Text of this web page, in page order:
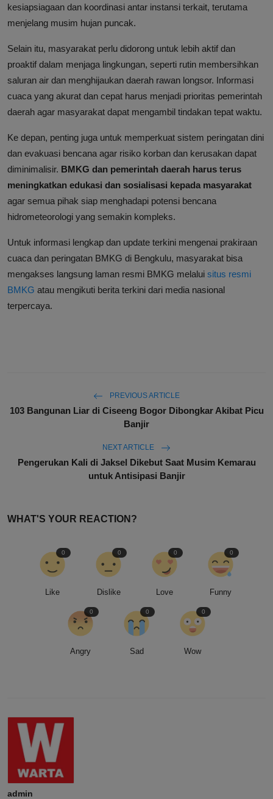
kesiapsiagaan dan koordinasi antar instansi terkait, terutama
menjelang musim hujan puncak.
Selain itu, masyarakat perlu didorong untuk lebih aktif dan
proaktif dalam menjaga lingkungan, seperti rutin membersihkan
saluran air dan menghijaukan daerah rawan longsor. Informasi
cuaca yang akurat dan cepat harus menjadi prioritas pemerintah
daerah agar masyarakat dapat mengambil tindakan tepat waktu.
Ke depan, penting juga untuk memperkuat sistem peringatan dini
dan evakuasi bencana agar risiko korban dan kerusakan dapat
diminimalisir. BMKG dan pemerintah daerah harus terus
meningkatkan edukasi dan sosialisasi kepada masyarakat
agar semua pihak siap menghadapi potensi bencana
hidrometeorologi yang semakin kompleks.
Untuk informasi lengkap dan update terkini mengenai prakiraan
cuaca dan peringatan BMKG di Bengkulu, masyarakat bisa
mengakses langsung laman resmi BMKG melalui situs resmi
BMKG atau mengikuti berita terkini dari media nasional
terpercaya.
PREVIOUS ARTICLE
103 Bangunan Liar di Ciseeng Bogor Dibongkar Akibat Picu
Banjir
NEXT ARTICLE
Pengerukan Kali di Jaksel Dikebut Saat Musim Kemarau
untuk Antisipasi Banjir
WHAT'S YOUR REACTION?
Like
0
Dislike
0
Love
0
Funny
0
Angry
0
Sad
0
Wow
0
admin